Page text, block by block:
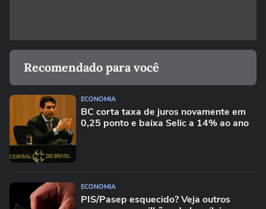
Recomendado para você
ECONOMIA
BC corta taxa de juros novamente em
0,25 ponto e baixa Selic a 14% ao ano
ECONOMIA
PIS/Pasep esquecido? Veja outros